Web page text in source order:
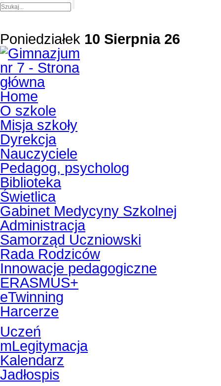
Poniedziałek 10 Sierpnia 26
Home
O szkole
Misja szkoły
Dyrekcja
Nauczyciele
Pedagog, psycholog
Biblioteka
Świetlica
Gabinet Medycyny Szkolnej
Administracja
Samorząd Uczniowski
Rada Rodziców
Innowacje pedagogiczne
ERASMUS+
eTwinning
Harcerze
Uczeń
mLegitymacja
Kalendarz
Jadłospis